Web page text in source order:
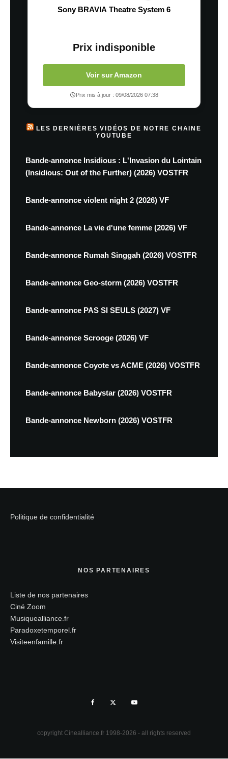
Sony BRAVIA Theatre System 6
Prix indisponible
Voir sur Amazon
Prix mis à jour : 09/08/2026 07:38
LES DERNIÈRES VIDÉOS DE NOTRE CHAINE
YOUTUBE
Bande-annonce Insidious : L'Invasion du Lointain
(Insidious: Out of the Further) (2026) VOSTFR
Bande-annonce violent night 2 (2026) VF
Bande-annonce La vie d'une femme (2026) VF
Bande-annonce Rumah Singgah (2026) VOSTFR
Bande-annonce Geo-storm (2026) VOSTFR
Bande-annonce PAS SI SEULS (2027) VF
Bande-annonce Scrooge (2026) VF
Bande-annonce Coyote vs ACME (2026) VOSTFR
Bande-annonce Babystar (2026) VOSTFR
Bande-annonce Newborn (2026) VOSTFR
Politique de confidentialité
NOS PARTENAIRES
Liste de nos partenaires
Ciné Zoom
Musiquealliance.fr
Paradoxetemporel.fr
Visiteenfamille.fr
copyright Cinealliance.fr 1998-2026 - all rights reserved